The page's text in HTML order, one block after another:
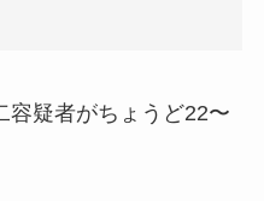
容疑者がちょうど22〜